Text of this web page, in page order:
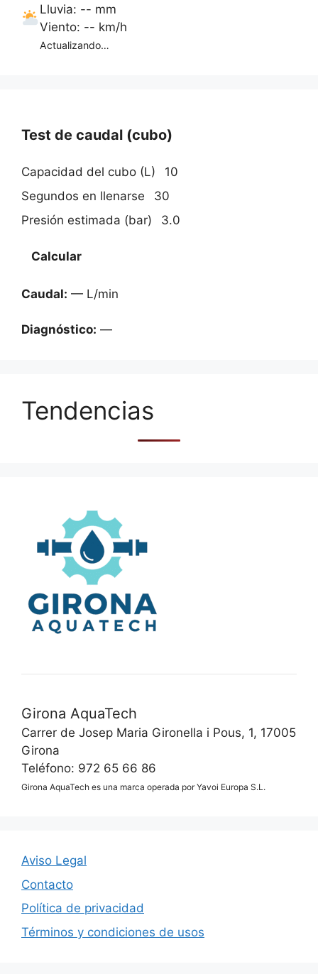
Lluvia: -- mm
Viento: -- km/h
Actualizando…
Test de caudal (cubo)
Capacidad del cubo (L)
Segundos en llenarse
Presión estimada (bar)
Calcular
Caudal: — L/min
Diagnóstico: —
Tendencias
Girona AquaTech
Carrer de Josep Maria Gironella i Pous, 1, 17005
Girona
Teléfono: 972 65 66 86
Girona AquaTech es una marca operada por Yavoi Europa S.L.
Aviso Legal
Contacto
Política de privacidad
Términos y condiciones de usos